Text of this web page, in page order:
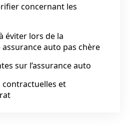
concernant les
éviter lors de la
auto pas chère
sur l’assurance auto
contractuelles et